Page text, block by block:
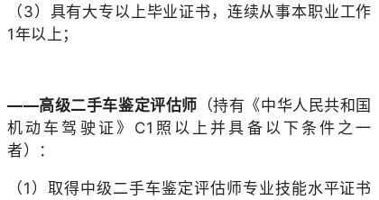
（3）具有大专以上毕业证书，连续从事本职业工作
1年以上；
——高级二手车鉴定评估师 （持有《中华人民共和国
机动车驾驶证》C1照以上并具备以下条件之一
者）：
（1）取得中级二手车鉴定评估师专业技能水平证书